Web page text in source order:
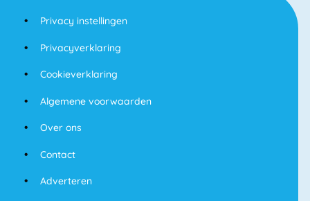
Privacy instellingen
Privacyverklaring
Cookieverklaring
Algemene voorwaarden
Over ons
Contact
Adverteren